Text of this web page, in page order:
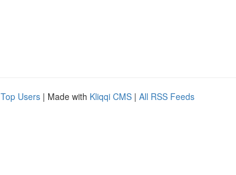
Top Users | Made with Kliqqi CMS | All RSS Feeds